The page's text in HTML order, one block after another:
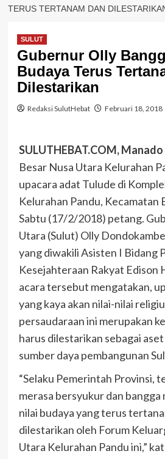
TERUS TERTANAM DAN
SULUT
Gubernur Olly
Budaya Terus
Dilestarikan
Redaksi SulutHebat Februari 18, 2018
SULUTHEBAT.COM, Manado
Besar Nusa Utara Kelurahan
upacara adat Tulude di
Kelurahan Pandu, Kecamatan
Sabtu (17/2/2018) petang.
Utara (Sulut) Olly
yang diwakili Asisten I Bidang
Kesejahteraan Rakyat Edison
acara tersebut mengatakan,
yang kaya akan nilai-nilai
persaudaraan ini merupakan
harus dilestarikan sebagai
sumber daya pembangunan
“Selaku Pemerintah Provinsi,
merasa bersyukur dan
nilai budaya yang terus
dilestarikan oleh Forum
Utara Kelurahan Pandu ini,”